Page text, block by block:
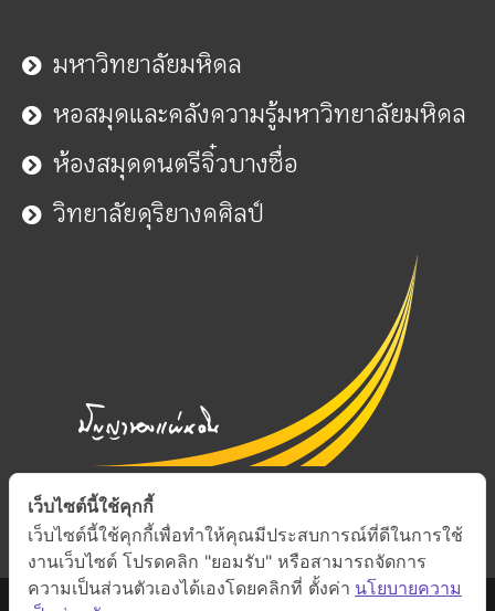
มหาวิทยาลัยมหิดล
หอสมุดและคลังความรู้มหาวิทยาลัยมหิดล
ห้องสมุดดนตรีจิ๋วบางซื่อ
วิทยาลัยดุริยางคศิลป์
เว็บไซต์นี้ใช้คุกกี้
เว็บไซต์นี้ใช้คุกกี้เพื่อทำให้คุณมีประสบการณ์ที่ดีในการใช้
งานเว็บไซต์ โปรดคลิก "ยอมรับ" หรือสามารถจัดการ
ความเป็นส่วนตัวเองได้เองโดยคลิกที่ ตั้งค่า นโยบายความ